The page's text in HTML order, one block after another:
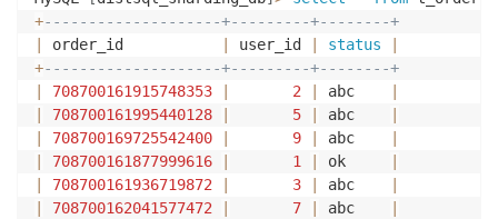
+--------------------+---------+--------+
order_id user_id status
+--------------------+---------+--------+
708700161915748353 2 abc
708700161995440128 5 abc
708700169725542400 9 abc
708700161877999616 1 ok
708700161936719872 3 abc
708700162041577472 7 abc